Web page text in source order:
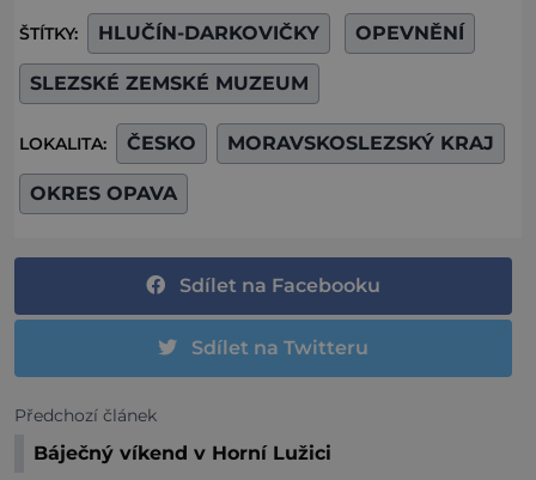
ŠTÍTKY: HLUČÍN-DARKOVIČKY OPEVNĚNÍ
SLEZSKÉ ZEMSKÉ MUZEUM
LOKALITA: ČESKO MORAVSKOSLEZSKÝ KRAJ
OKRES OPAVA
Sdílet na Facebooku
Sdílet na Twitteru
Předchozí článek
Báječný víkend v Horní Lužici